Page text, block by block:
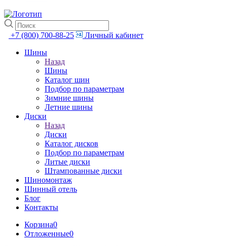
+7 (800) 700-88-25
Личный кабинет
Шины
Назад
Шины
Каталог шин
Подбор по параметрам
Зимние шины
Летние шины
Диски
Назад
Диски
Каталог дисков
Подбор по параметрам
Литые диски
Штампованные диски
Шиномонтаж
Шинный отель
Блог
Контакты
Корзина0
Отложенные0